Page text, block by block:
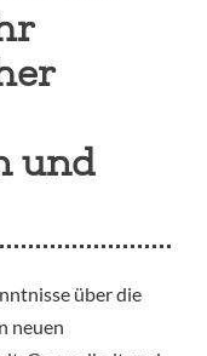
und
über die
neuen